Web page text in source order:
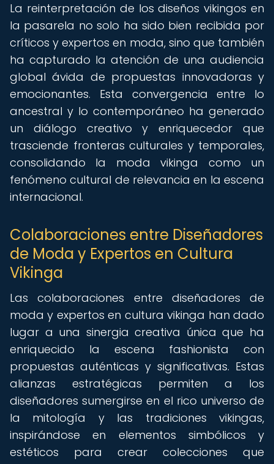
La reinterpretación de los diseños vikingos en
la pasarela no solo ha sido bien recibida por
críticos y expertos en moda, sino que también
ha capturado la atención de una audiencia
global ávida de propuestas innovadoras y
emocionantes. Esta convergencia entre lo
ancestral y lo contemporáneo ha generado
un diálogo creativo y enriquecedor que
trasciende fronteras culturales y temporales,
consolidando la moda vikinga como un
fenómeno cultural de relevancia en la escena
internacional.
Colaboraciones entre Diseñadores
de Moda y Expertos en Cultura
Vikinga
Las colaboraciones entre diseñadores de
moda y expertos en cultura vikinga han dado
lugar a una sinergia creativa única que ha
enriquecido la escena fashionista con
propuestas auténticas y significativas. Estas
alianzas estratégicas permiten a los
diseñadores sumergirse en el rico universo de
la mitología y las tradiciones vikingas,
inspirándose en elementos simbólicos y
estéticos para crear colecciones que